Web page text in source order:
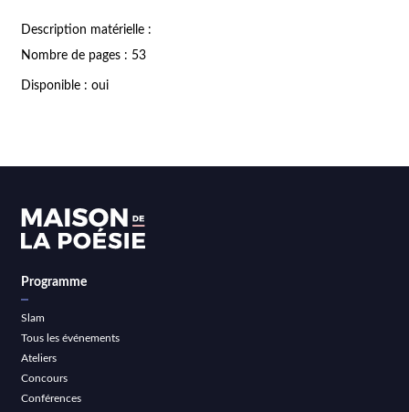
Description matérielle :
Nombre de pages : 53
Disponible : oui
Programme
Slam
Tous les événements
Ateliers
Concours
Conférences